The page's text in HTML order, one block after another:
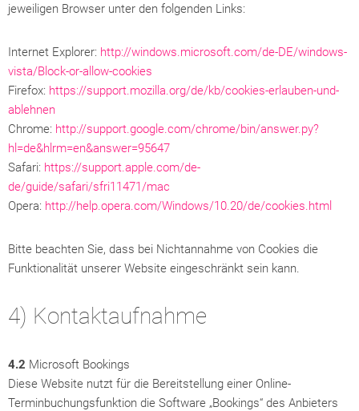
jeweiligen Browser unter den folgenden Links:
Internet Explorer: http://windows.microsoft.com/de-DE/windows-
vista/Block-or-allow-cookies
Firefox: https://support.mozilla.org/de/kb/cookies-erlauben-und-
ablehnen
Chrome: http://support.google.com/chrome/bin/answer.py?
hl=de&hlrm=en&answer=95647
Safari: https://support.apple.com/de-
de/guide/safari/sfri11471/mac
Opera: http://help.opera.com/Windows/10.20/de/cookies.html
Bitte beachten Sie, dass bei Nichtannahme von Cookies die
Funktionalität unserer Website eingeschränkt sein kann.
4) Kontaktaufnahme
4.2 Microsoft Bookings
Diese Website nutzt für die Bereitstellung einer Online-
Terminbuchungsfunktion die Software „Bookings“ des Anbieters